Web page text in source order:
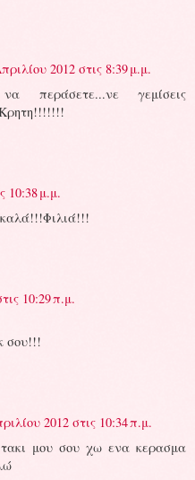
2012 στις 8:39 μ.μ.
περάσετε...νε γεμίσεις
10:38 μ.μ.
10:29 π.μ.
σου!!!
2012 στις 10:34 π.μ.
μου σου χω ενα κερασμα